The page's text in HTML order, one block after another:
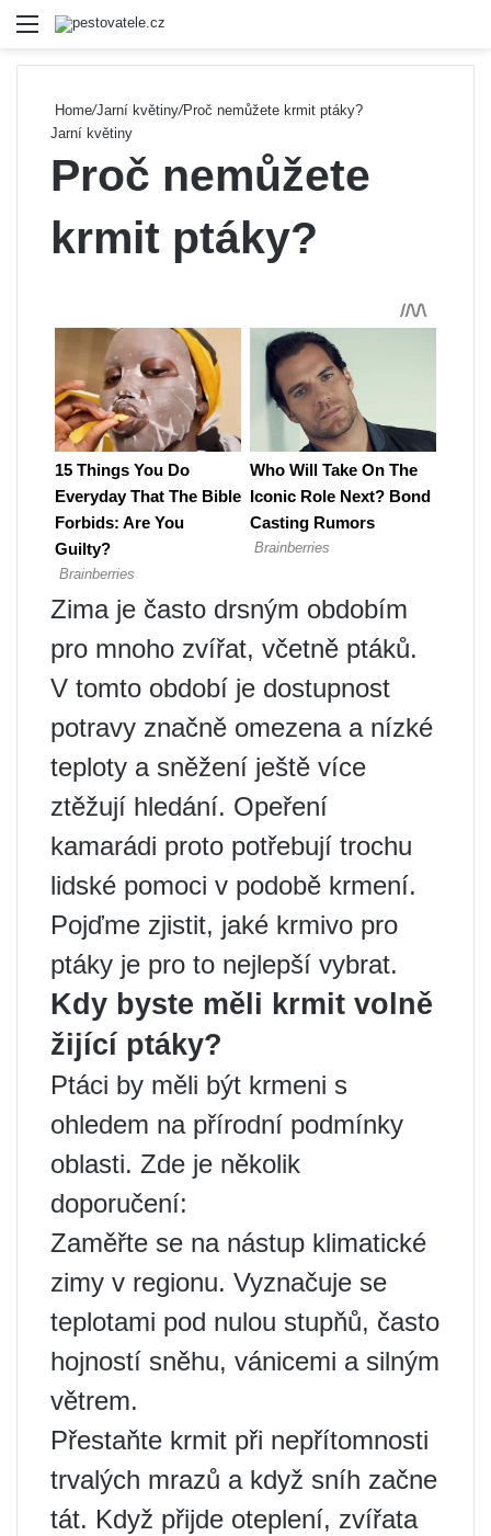
Menu
Home/Jarní květiny/Proč nemůžete krmit ptáky?
Jarní květiny
Proč nemůžete
krmit ptáky?
Zima je často drsným obdobím
pro mnoho zvířat, včetně ptáků.
V tomto období je dostupnost
potravy značně omezena a nízké
teploty a sněžení ještě více
ztěžují hledání. Opeření
kamarádi proto potřebují trochu
lidské pomoci v podobě krmení.
Pojďme zjistit, jaké krmivo pro
ptáky je pro to nejlepší vybrat.
Kdy byste měli krmit volně
žijící ptáky?
Ptáci by měli být krmeni s
ohledem na přírodní podmínky
oblasti. Zde je několik
doporučení:
Zaměřte se na nástup klimatické
zimy v regionu. Vyznačuje se
teplotami pod nulou stupňů, často
hojností sněhu, vánicemi a silným
větrem.
Přestaňte krmit při nepřítomnosti
trvalých mrazů a když sníh začne
tát. Když přijde oteplení, zvířata